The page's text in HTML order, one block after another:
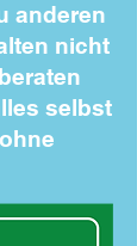
anderen
nicht
selbst